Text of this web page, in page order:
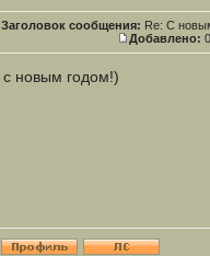
Заголовок сообщения: Re: С
Добавлено:
с новым годом!)